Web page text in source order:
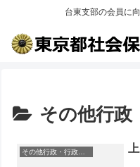
台東支部の会員に
その他行政
その他行政・行政系外郭団体